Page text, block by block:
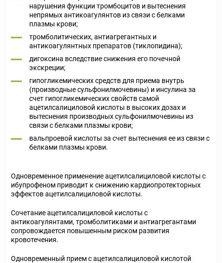
нарушения функции тромбоцитов и вытеснения
непрямых антикоагулянтов из связи с белками
плазмы крови;
тромболитических, антиагрегантных и
антикоагулянтных препаратов (тиклопидина);
дигоксина вследствие снижения его почечной
экскреции;
гипогликемических средств для приема внутрь
(производные сульфонилмочевины) и инсулина за
счет гипогликемических свойств самой
ацетилсалициловой кислоты в высоких дозах и
вытеснения производных сульфонилмочевины из
связи с белками плазмы крови;
вальпроевой кислоты за счет вытеснения ее из связи с
белками плазмы крови.
Одновременное применение ацетилсалициловой кислоты с
ибупрофеном приводит к снижению кардиопротекторных
эффектов ацетилсалициловой кислоты.
Сочетание ацетилсалициловой кислоты с
антикоагулянтами, тромболитиками и антиагрегантами
сопровождается повышенным риском развития
кровотечения.
Одновременный прием с ацетилсалициловой кислотой